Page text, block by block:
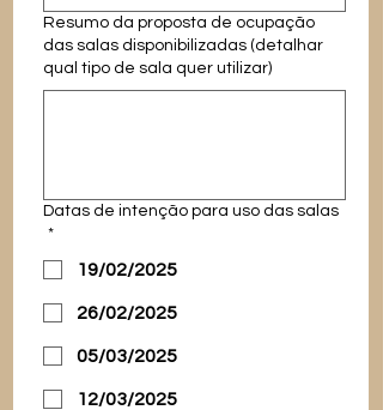
Resumo da proposta de ocupação
das salas disponibilizadas (detalhar
qual tipo de sala quer utilizar)
Datas de intenção para uso das salas
*
19/02/2025
26/02/2025
05/03/2025
12/03/2025